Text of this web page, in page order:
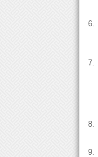
6.
7.
8.
9.